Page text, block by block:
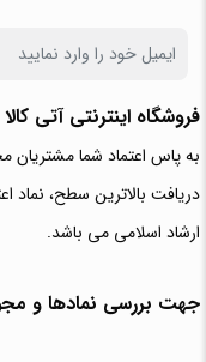
فروشگاه اینترنتی آتی‌
به پاس اعتماد شما مشتریان
دریافت بالاترین سطح، نماد
ارشاد اسلامی می باشد.
جهت بررسی نمادها و